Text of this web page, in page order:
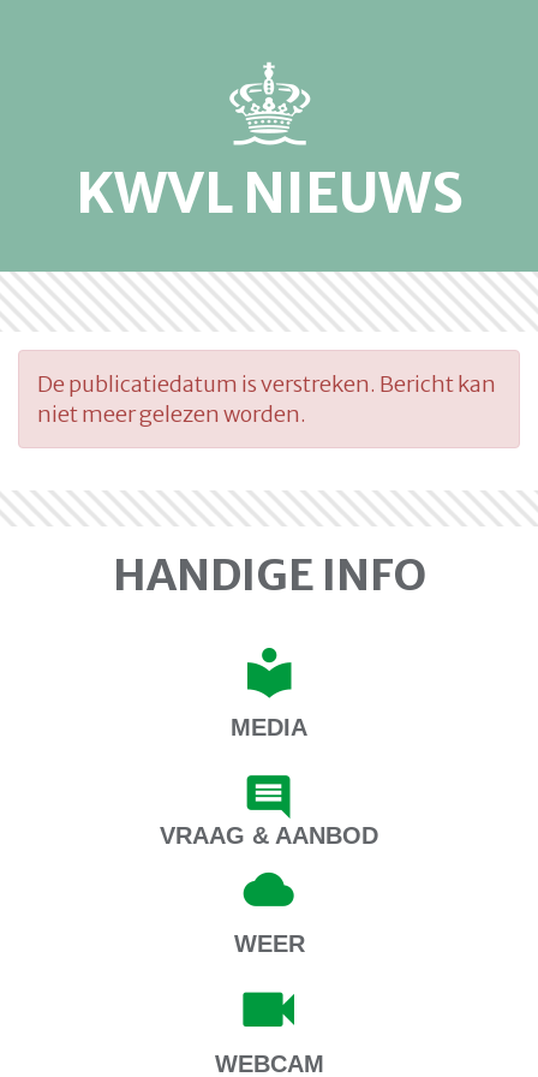
KWVL NIEUWS
De publicatiedatum is verstreken. Bericht kan
niet meer gelezen worden.
HANDIGE INFO
MEDIA
VRAAG & AANBOD
WEER
WEBCAM